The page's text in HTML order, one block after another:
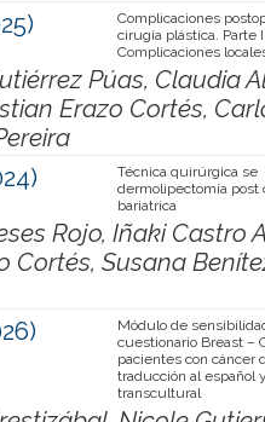
Complicaciones
cirugía plástica. Parte
Complicaciones
Púas, Claudia
Erazo Cortés,
Técnica quirúrgica se
dermolipectomía post
bariatrica
Rojo, Iñaki Castro
Cortés, Susana
Módulo de
cuestionario Breast –
pacientes con cáncer
traducción al español
transcultural